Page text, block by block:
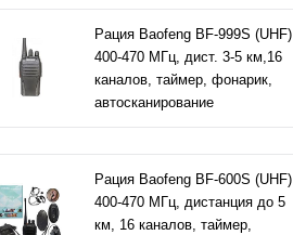
Рация Baofeng BF-999S (UHF)
400-470 МГц, дист. 3-5 км,16
каналов, таймер, фонарик,
автосканирование
Рация Baofeng BF-600S (UHF)
400-470 МГц, дистанция до 5
км, 16 каналов, таймер,